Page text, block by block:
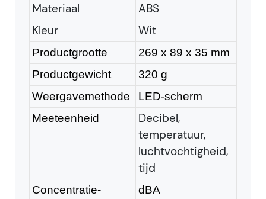
Materiaal
ABS
Kleur
Wit
Productgrootte
269 ​​x 89 x 35 mm
Productgewicht
320 g
Weergavemethode
LED-scherm
Meeteenheid
Decibel,
temperatuur,
luchtvochtigheid,
tijd
Concentratie-
dBA